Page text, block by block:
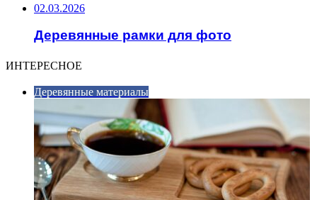
02.03.2026
Деревянные рамки для фото
ИНТЕРЕСНОЕ
Деревянные материалы